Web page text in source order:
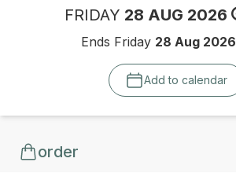
FRIDAY 28 AUG 2026
Ends Friday 28 Aug 2026
Add to calendar
order